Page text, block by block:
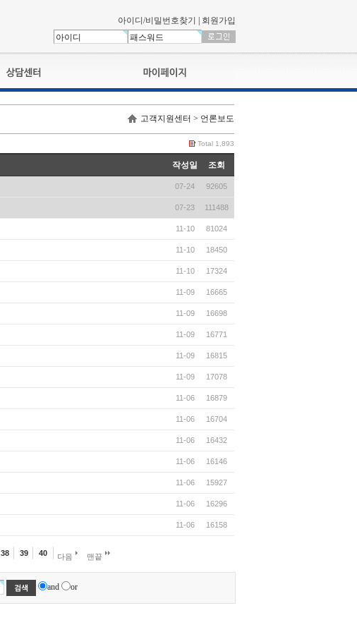
아이디/비밀번호찾기 회원가입
상담접수
나의신청내역
교육영상강의실
회원정보
나의 신청비
나의활동내역
나의 연회비
고객지원센터 > 언론보도
Total 1,893
작성일 조회
07-24 92605
07-23 111488
11-10 81024
11-10 18450
11-10 17324
11-09 16665
11-09 16698
11-09 16771
11-09 16815
11-09 17078
11-06 16879
11-06 16704
11-06 16432
11-06 16146
11-06 15927
11-06 16296
11-06 16158
38 39 40 다음 맨끝
and or